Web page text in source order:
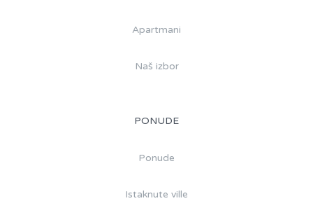
Apartmani
Naš izbor
PONUDE
Ponude
Istaknute ville